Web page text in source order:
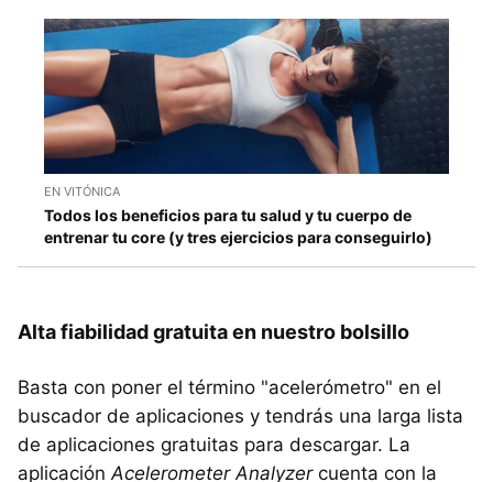
EN VITÓNICA
Todos los beneficios para tu salud y tu cuerpo de
entrenar tu core (y tres ejercicios para conseguirlo)
Alta fiabilidad gratuita en nuestro bolsillo
Basta con poner el término "acelerómetro" en el
buscador de aplicaciones y tendrás una larga lista
de aplicaciones gratuitas para descargar. La
aplicación Acelerometer Analyzercuenta con la